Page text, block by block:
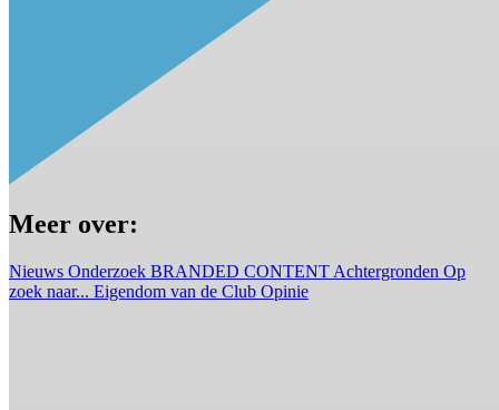
Meer over:
Nieuws Onderzoek BRANDED CONTENT Achtergronden Op
zoek naar... Eigendom van de Club Opinie